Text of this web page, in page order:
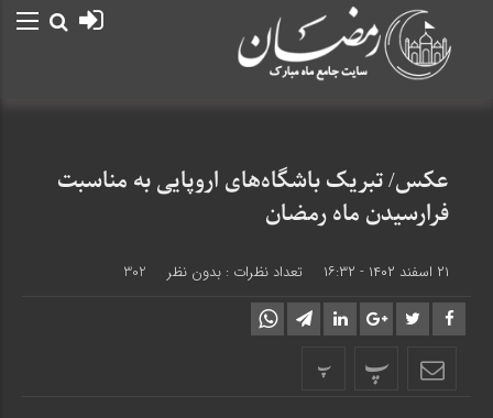
عکس/ تبریک باشگاه‌های اروپایی به مناسبت
فرارسیدن ماه رمضان
۲۱ اسفند ۱۴۰۲ - ۱۶:۳۲ تعداد نظرات : بدون نظر
پ پ